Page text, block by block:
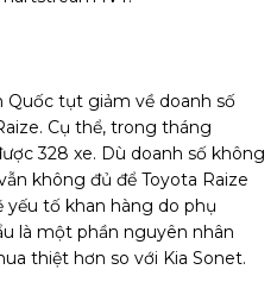
Quốc tụt giảm về doanh số
Cụ thể, trong tháng
328 xe. Dù doanh số không
không đủ để Toyota Raize
yếu tố khan hàng do phụ
là một phần nguyên nhân
thiệt hơn so với Kia Sonet.